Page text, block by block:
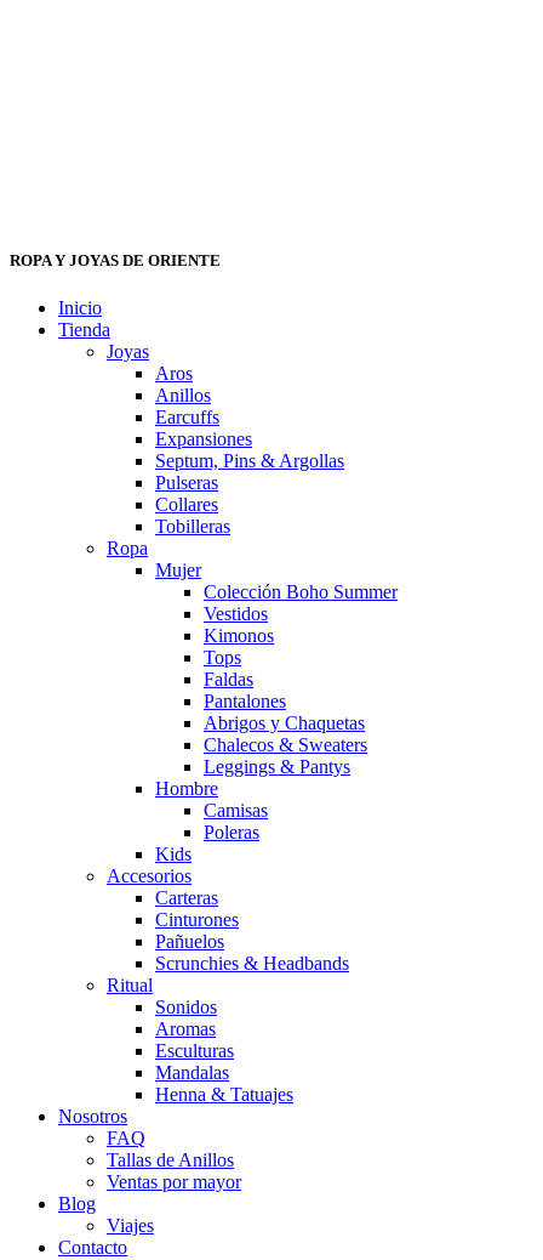
ROPA Y JOYAS DE ORIENTE
Inicio
Tienda
Joyas
Aros
Anillos
Earcuffs
Expansiones
Septum, Pins & Argollas
Pulseras
Collares
Tobilleras
Ropa
Mujer
Colección Boho Summer
Vestidos
Kimonos
Tops
Faldas
Pantalones
Abrigos y Chaquetas
Chalecos & Sweaters
Leggings & Pantys
Hombre
Camisas
Poleras
Kids
Accesorios
Carteras
Cinturones
Pañuelos
Scrunchies & Headbands
Ritual
Sonidos
Aromas
Esculturas
Mandalas
Henna & Tatuajes
Nosotros
FAQ
Tallas de Anillos
Ventas por mayor
Blog
Viajes
Contacto